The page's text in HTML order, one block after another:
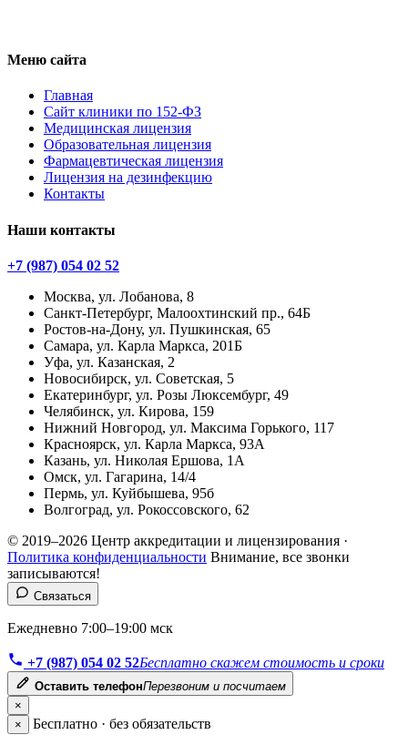
Меню сайта
Главная
Сайт клиники по 152-ФЗ
Медицинская лицензия
Образовательная лицензия
Фармацевтическая лицензия
Лицензия на дезинфекцию
Контакты
Наши контакты
+7 (987) 054 02 52
Москва, ул. Лобанова, 8
Санкт-Петербург, Малоохтинский пр., 64Б
Ростов-на-Дону, ул. Пушкинская, 65
Самара, ул. Карла Маркса, 201Б
Уфа, ул. Казанская, 2
Новосибирск, ул. Советская, 5
Екатеринбург, ул. Розы Люксембург, 49
Челябинск, ул. Кирова, 159
Нижний Новгород, ул. Максима Горького, 117
Красноярск, ул. Карла Маркса, 93А
Казань, ул. Николая Ершова, 1А
Омск, ул. Гагарина, 14/4
Пермь, ул. Куйбышева, 95б
Волгоград, ул. Рокоссовского, 62
© 2019–2026 Центр аккредитации и лицензирования ·
Политика конфиденциальности Внимание, все звонки
записываются!
Связаться
Ежедневно 7:00–19:00 мск
+7 (987) 054 02 52Бесплатно скажем стоимость и сроки
Оставить телефонПерезвоним и посчитаем
×
×
Бесплатно · без обязательств